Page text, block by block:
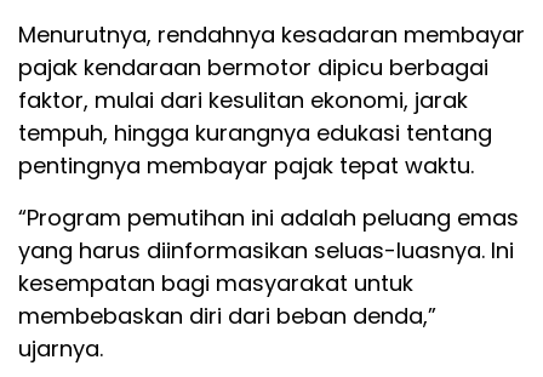
Menurutnya, rendahnya kesadaran membayar
pajak kendaraan bermotor dipicu berbagai
faktor, mulai dari kesulitan ekonomi, jarak
tempuh, hingga kurangnya edukasi tentang
pentingnya membayar pajak tepat waktu.
“Program pemutihan ini adalah peluang emas
yang harus diinformasikan seluas-luasnya. Ini
kesempatan bagi masyarakat untuk
membebaskan diri dari beban denda,”
ujarnya.